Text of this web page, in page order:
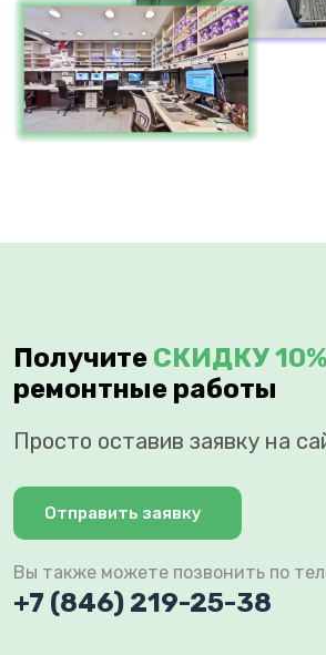
Получите СКИДКУ 10%
ремонтные работы
Просто оставив заявку на
Отправить заявку
Вы также можете позвонить по
+7 (846) 219-25-38